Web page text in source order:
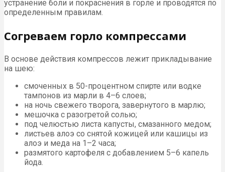
устранение боли и покраснения в горле и проводятся по
определенным правилам.
Согреваем горло компрессами
В основе действия компрессов лежит прикладывание
на шею:
смоченных в 50-процентном спирте или водке
тампонов из марли в 4–6 слоев;
на ночь свежего творога, завернутого в марлю;
мешочка с разогретой солью;
под челюстью листа капусты, смазанного медом;
листьев алоэ со снятой кожицей или кашицы из
алоэ и меда на 1–2 часа;
размятого картофеля с добавлением 5–6 капель
йода.